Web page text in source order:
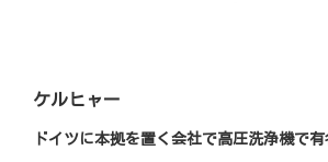
ケルヒャー
ドイツに本拠を置く会社で高圧洗浄機で有